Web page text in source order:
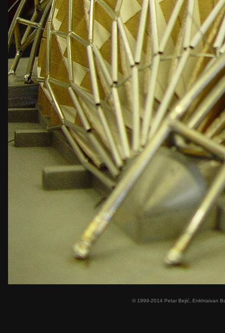
© 1999-2014 Petar Bejić, Enkhtaivan